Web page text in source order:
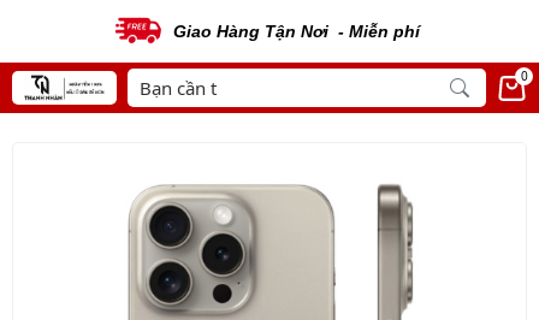
Giao Hàng Tận Nơi - Miễn phí
0